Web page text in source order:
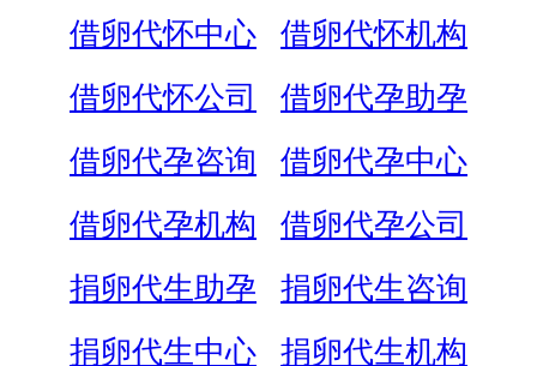
借卵代怀中心
借卵代怀机构
借卵代怀公司
借卵代孕助孕
借卵代孕咨询
借卵代孕中心
借卵代孕机构
借卵代孕公司
捐卵代生助孕
捐卵代生咨询
捐卵代生中心
捐卵代生机构